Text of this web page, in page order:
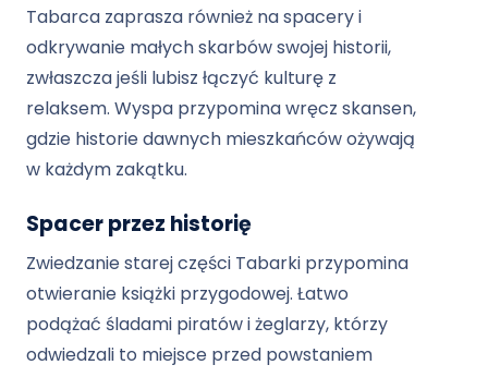
Tabarca zaprasza również na spacery i
odkrywanie małych skarbów swojej historii,
zwłaszcza jeśli lubisz łączyć kulturę z
relaksem. Wyspa przypomina wręcz skansen,
gdzie historie dawnych mieszkańców ożywają
w każdym zakątku.
Spacer przez historię
Zwiedzanie starej części Tabarki przypomina
otwieranie książki przygodowej. Łatwo
podążać śladami piratów i żeglarzy, którzy
odwiedzali to miejsce przed powstaniem